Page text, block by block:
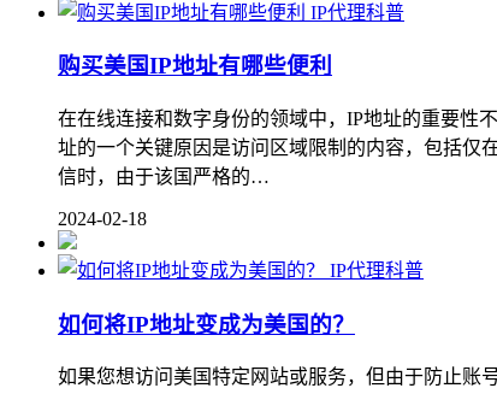
IP代理科普
购买美国IP地址有哪些便利
在在线连接和数字身份的领域中，IP地址的重要性
址的一个关键原因是访问区域限制的内容，包括仅
信时，由于该国严格的…
2024-02-18
IP代理科普
如何将IP地址变成为美国的？
如果您想访问美国特定网站或服务，但由于防止账